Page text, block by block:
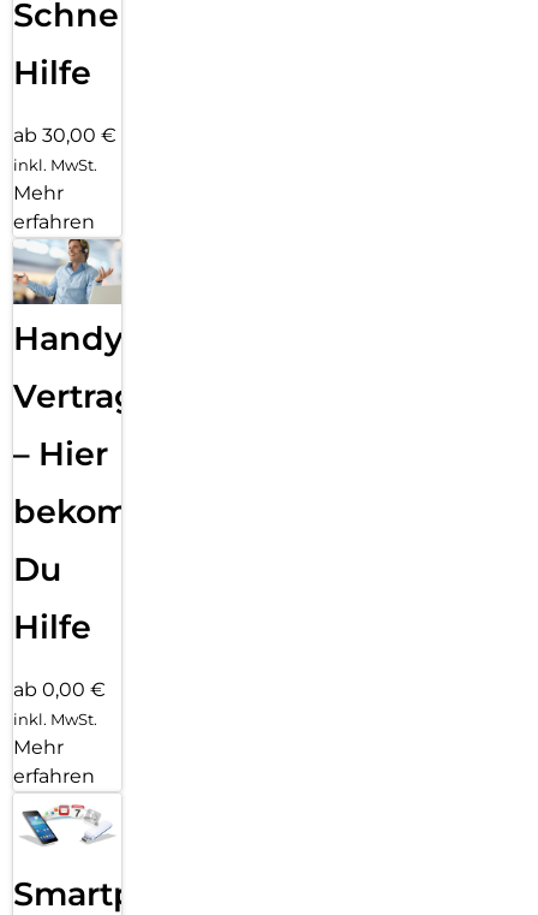
Schnelle
Hilfe
ab 30,00 €
inkl. MwSt.
Mehr
erfahren
Handy
Vertragsabwicklung
– Hier
bekommst
Du
Hilfe
ab 0,00 €
inkl. MwSt.
Mehr
erfahren
Smartphone